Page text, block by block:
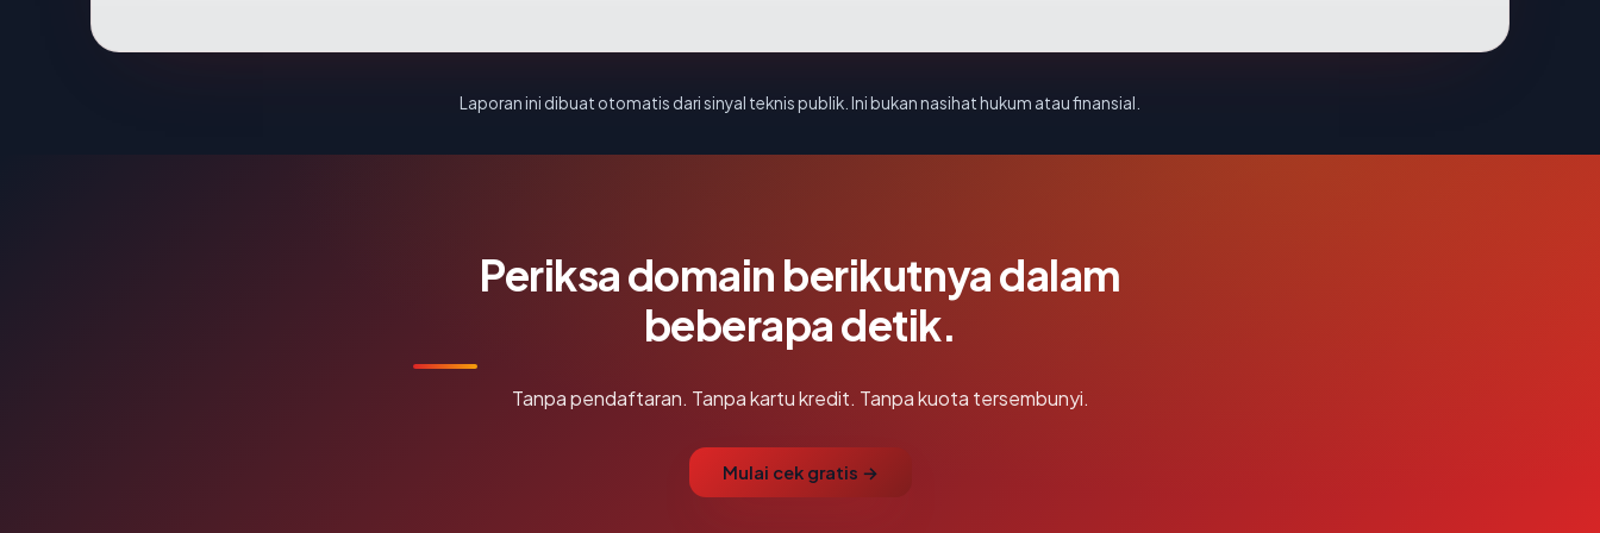
Laporan ini dibuat otomatis dari sinyal teknis publik. Ini bukan nasihat hukum atau finansial.
Periksa domain berikutnya dalam
beberapa detik.
Tanpa pendaftaran. Tanpa kartu kredit. Tanpa kuota tersembunyi.
Mulai cek gratis →